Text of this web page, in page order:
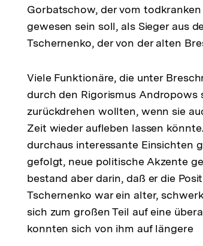
Gorbatschow, der vom
gewesen sein soll, als Sieger aus
Tschernenko, der von der alten
Viele Funktionäre, die unter
durch den Rigorismus Andropows
zurückdrehen wollten, wenn sie
Zeit wieder aufleben lassen
durchaus interessante Einsichten
gefolgt, neue politische Akzente
bestand aber darin, daß er die
Tschernenko war ein alter,
sich zum großen Teil auf eine
konnten sich von ihm auf längere